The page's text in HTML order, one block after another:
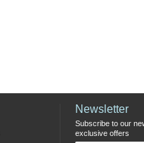
Newsletter
Subscribe to our
exclusive offers